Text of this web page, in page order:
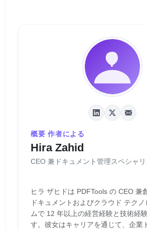
概要 作者による
Hira Zahid
CEO 兼ドキュメント管理スペシャリ
ヒラ ザヒドは PDFTools の CEO 兼
ドキュメントおよびクラウド テク
ムで 12 年以上の経営経験と技術経
す。彼女はキャリアを通じて、企業